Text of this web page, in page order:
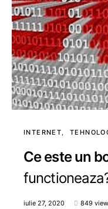
INTERNET
Ce este un
iulie 27, 2020 849